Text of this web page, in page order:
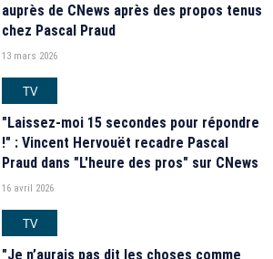
auprès de CNews après des propos tenus
chez Pascal Praud
13 mars 2026
TV
"Laissez-moi 15 secondes pour répondre
!" : Vincent Hervouët recadre Pascal
Praud dans "L'heure des pros" sur CNews
16 avril 2026
TV
"Je n’aurais pas dit les choses comme